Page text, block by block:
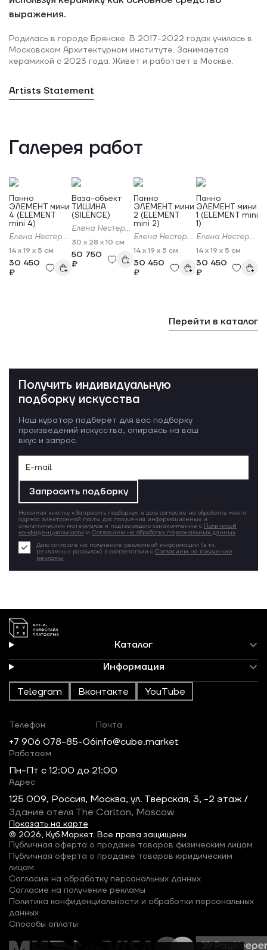
выражения.
Родилась в городе Брянске. В 2017-2022 годах училась в
Московском Архитектурном институте. Занимается
керамикой с 2023 года. Живет и работает в Москве.
Artists Statement
Галерея работ
Панно
ЭЛЕМЕНТ мини
4 (ELEMENT
mini 4)
Елена Нестерова
14 x 19 x 5 см
30 450
₽
Ваза-объект
ТИШИНА
(SILENCE)
Елена Нестерова
30 x 28 x 10 см
50 750
₽
Панно
ЭЛЕМЕНТ мини
2 (ELEMENT
mini 2)
Елена Нестерова
14 x 19 x 5 см
30 450
₽
Панно
ЭЛЕМЕНТ мини
1 (ELEMENT mini
1)
Елена Нестерова
14 x 19 x 5 см
30 450
₽
Перейти в каталог
Получить индивидуальную
подборку искусства
Наш куратор подберёт для вас подборку
произведений искусства, опираясь на ваш
вкус и запрос.
Запросить подборку
Нажимая кнопку «Запросить подборку», я даю согласие на обработку моего
адреса электронной почты для получения информационных и
аналитических материалов и подтверждаю ознакомление с Политикой
конфиденциальности и Согласием на обработку персональных данных.
Даю согласие на получение рекламной информации (в т.ч.
рекламных рассылок) в соответствии с Согласием на получение
рекламы
Каталог
Информация
Telegram Вконтакте YouTube
© 2026, Куб.Маркет. Все права защищены.
Телефон
+7 906 078-85-06
Почта
info@cube.market
Работаем
Пн-Пт c 12:00 до 21:00
Адрес
125 009, Россия, Москва, ул. Тверская, 3, -2 этаж /
Здание отеля The Carlton, Moscow
Показать на карте
Публичная оферта о продаже товаров физическим лицам
Публичная оферта о продаже товаров юридическим
лицам
Согласие на обработку персональных данных
Согласие на получение рекламы
Политика конфиденциальности и обработки персональных
данных
Способы оплаты